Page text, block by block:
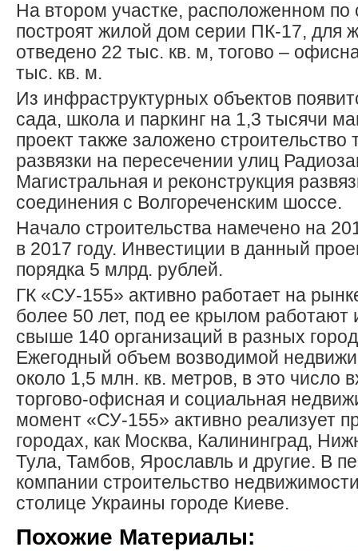
На втором участке, расположенном по
построят жилой дом серии ПК-17, для
отведено 22 тыс. кв. м, тогово –
тыс. кв. м.
Из инфраструктурных объектов
сада, школа и паркинг на 1,3 тысячи
проект также заложено строительство
развязки на пересечении улиц
Магистральная и реконструкция
соединения с Волгореченским шоссе.
Начало строительства намечено на
в 2017 году. Инвестиции в данный
порядка 5 млрд. рублей.
ГК «СУ-155» активно работает на
более 50 лет, под ее крылом работают
свыше 140 организаций в разных
Ежегодный объем возводимой
около 1,5 млн. кв. метров, в это число
торгово-офисная и социальная
момент «СУ-155» активно реализует
городах, как Москва, Калининград,
Тула, Тамбов, Ярославль и другие. В
компании строительство
столице Украины городе Киеве.
Похожие Материалы: